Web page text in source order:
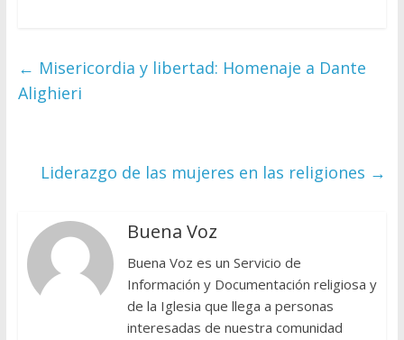
← Misericordia y libertad: Homenaje a Dante
Alighieri
Liderazgo de las mujeres en las religiones →
Buena Voz
Buena Voz es un Servicio de
Información y Documentación religiosa y
de la Iglesia que llega a personas
interesadas de nuestra comunidad